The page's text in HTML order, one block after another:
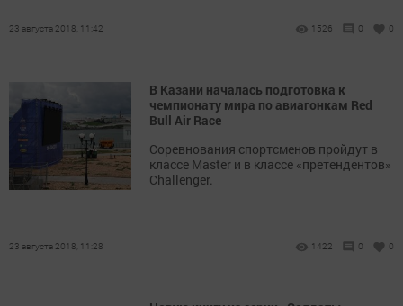
23 августа 2018, 11:42 1526 0 0
В Казани началась подготовка к
чемпионату мира по авиагонкам Red
Bull Air Race
Соревнования спортсменов пройдут в
классе Master и в классе «претендентов»
Challenger.
23 августа 2018, 11:28 1422 0 0